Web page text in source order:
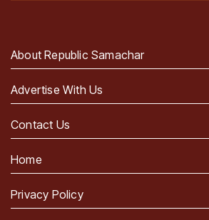
About Republic Samachar
Advertise With Us
Contact Us
Home
Privacy Policy